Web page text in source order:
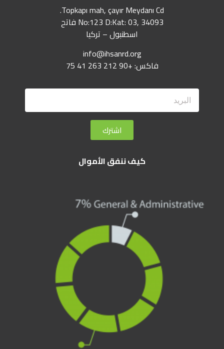
Topkapı mah, çayır Meydanı Cd.
No:123 D:Kat: 03, 34093 فاتح
اسطنبول – تركيا
info@ihsanrd.org
فاكس: +90 212 263 41 75
اشترك
كيف ننفق الأموال